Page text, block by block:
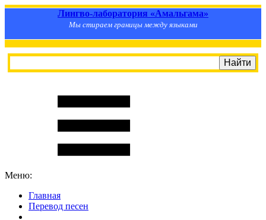
Лингво-лаборатория «Амальгама»
Мы стираем границы между языками
Меню:
Главная
Перевод песен